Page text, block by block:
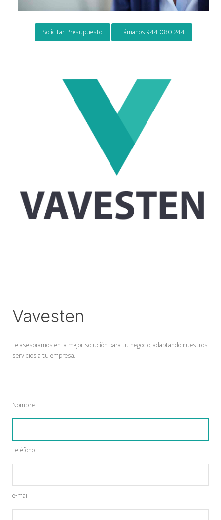
Solicitar Presupuesto Llámanos 944 080 244
Vavesten
Te asesoramos en la mejor solución para tu negocio, adaptando nuestros
servicios a tu empresa.
Nombre
Teléfono
e-mail